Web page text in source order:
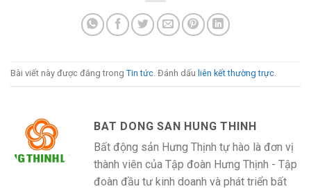
Bài viết này được đăng trong Tin tức. Đánh dấu liên kết thường trực.
BAT DONG SAN HUNG THINH
Bất động sản Hưng Thịnh tự hào là đơn vị
thành viên của Tập đoàn Hưng Thịnh - Tập
đoàn đầu tư kinh doanh và phát triển bất